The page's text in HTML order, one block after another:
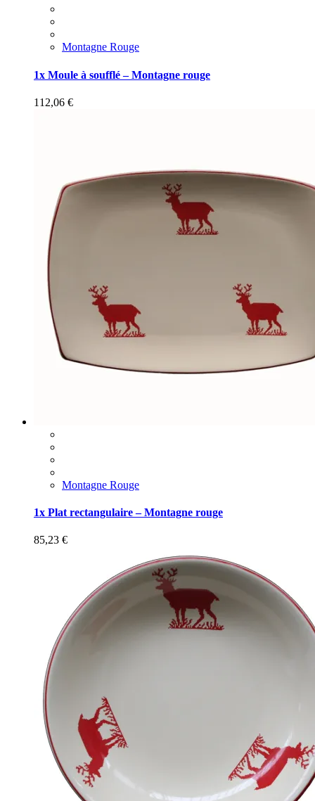
Montagne Rouge
1x Moule à soufflé – Montagne rouge
112,06 €
Montagne Rouge
1x Plat rectangulaire – Montagne rouge
85,23 €